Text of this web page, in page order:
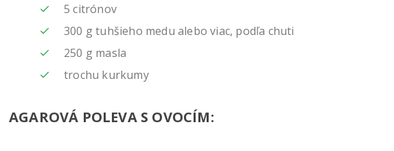
5 citrónov
300 g tuhšieho medu alebo viac, podľa chuti
250 g masla
trochu kurkumy
AGAROVÁ POLEVA S OVOCÍM: